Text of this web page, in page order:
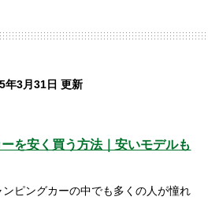
年3月31日 更新
を安く買う方法｜安いモデルも
ピングカーの中でも多くの人が憧れ